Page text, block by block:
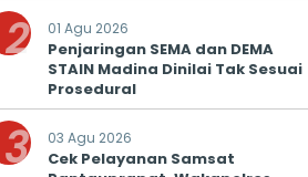
2 01 Agu 2026
Penjaringan SEMA dan DEMA
STAIN Madina Dinilai Tak Sesuai
Prosedural
3 03 Agu 2026
Cek Pelayanan Samsat